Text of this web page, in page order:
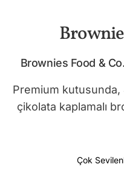
Brownies Food &
Premium
çikolata kaplamalı
Çok